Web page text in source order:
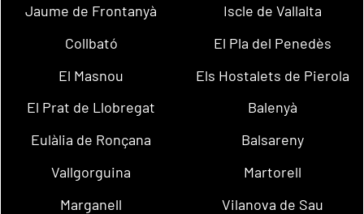
Jaume de Frontanyà
Iscle de Vallalta
Collbató
El Pla del Penedès
El Masnou
Els Hostalets de Pierola
El Prat de Llobregat
Balenyà
Eulàlia de Ronçana
Balsareny
Vallgorguina
Martorell
Marganell
Vilanova de Sau